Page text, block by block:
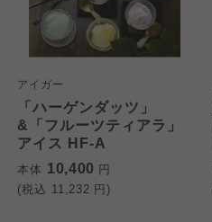
アイガー
「ハーゲンダッツ」
&「フルーツティアラ」
アイス HF-A
本体 10,400 円
(税込 11,232 円)